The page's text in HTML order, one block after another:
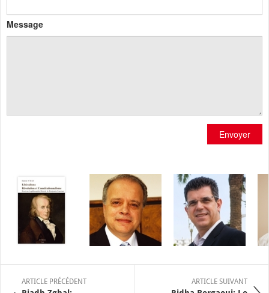
Message
Envoyer
ARTICLE PRÉCÉDENT ARTICLE SUIVANT